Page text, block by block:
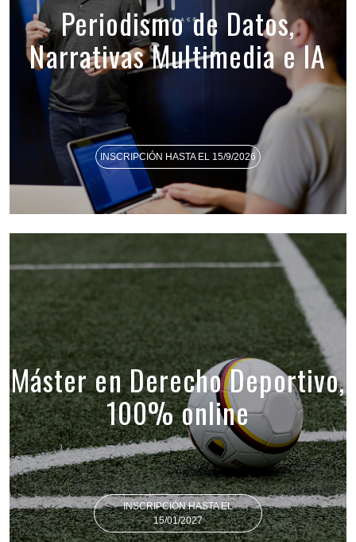
Periodismo de Datos,
Narrativas Multimedia e IA
INSCRIPCIÓN HASTA EL 15/9/2026
Máster en Derecho Deportivo,
100% online
INSCRIPCIÓN HASTA EL
15/01/2027